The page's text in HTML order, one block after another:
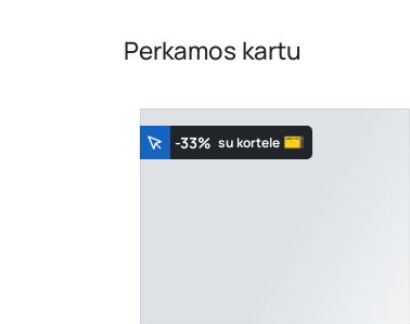
Perkamos kartu
-33% su kortele